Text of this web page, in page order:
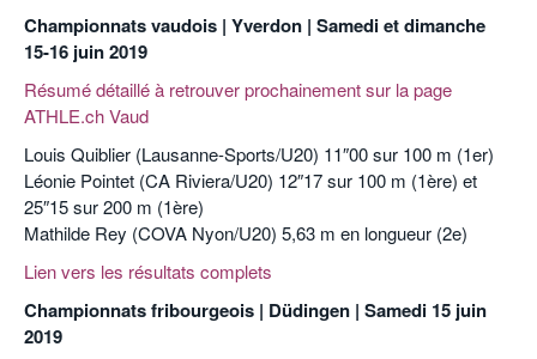
Championnats vaudois | Yverdon | Samedi et dimanche
15-16 juin 2019
Résumé détaillé à retrouver prochainement sur la page
ATHLE.ch Vaud
Louis Quiblier (Lausanne-Sports/U20) 11″00 sur 100 m (1er)
Léonie Pointet (CA Riviera/U20) 12″17 sur 100 m (1ère) et
25″15 sur 200 m (1ère)
Mathilde Rey (COVA Nyon/U20) 5,63 m en longueur (2e)
Lien vers les résultats complets
Championnats fribourgeois | Düdingen | Samedi 15 juin
2019